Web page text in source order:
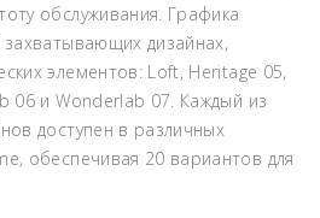
обслуживания. Графика
дизайнах,
элементов: Loft, Heritage 05,
06 и Wonderlab 07. Каждый из
доступен в различных
обеспечивая 20 вариантов для